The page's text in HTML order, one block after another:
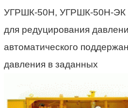
УГРШК-50Н, УГРШК-50Н-ЭК
для редуцирования
автоматического
давления в заданных